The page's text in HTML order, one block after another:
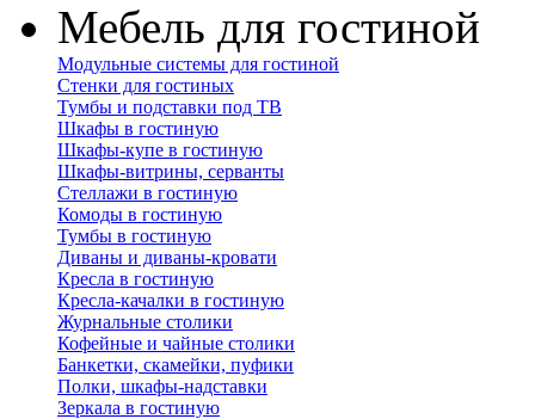
Мебель для гостиной
Модульные системы для гостиной
Стенки для гостиных
Тумбы и подставки под ТВ
Шкафы в гостиную
Шкафы-купе в гостиную
Шкафы-витрины, серванты
Стеллажи в гостиную
Комоды в гостиную
Тумбы в гостиную
Диваны и диваны-кровати
Кресла в гостиную
Кресла-качалки в гостиную
Журнальные столики
Кофейные и чайные столики
Банкетки, скамейки, пуфики
Полки, шкафы-надставки
Зеркала в гостиную